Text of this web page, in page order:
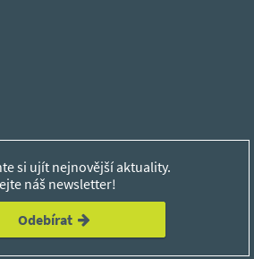
si ujít nejnovější aktuality.
náš newsletter!
Odebírat